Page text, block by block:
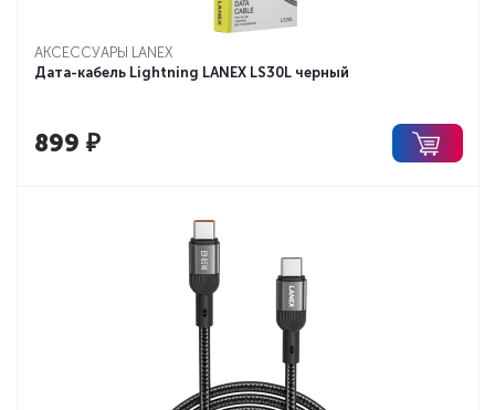
АКСЕССУАРЫ LANEX
Дата-кабель Lightning LANEX LS30L черный
899 ₽